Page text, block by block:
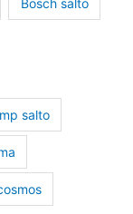
salto